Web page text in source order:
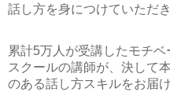
話し方を身につけていただき
累計5万人が受講したモチ
スクールの講師が、決して
のある話し方スキルをお届け